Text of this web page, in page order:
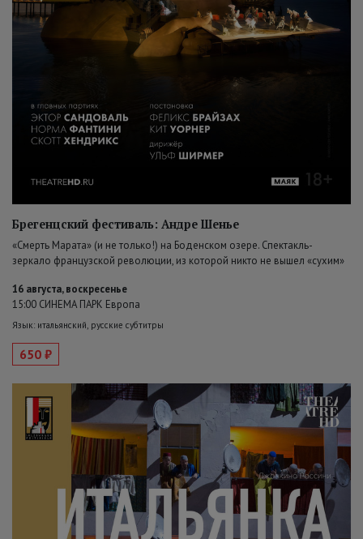
Брегенцский фестиваль: Андре Шенье
«Смерть Марата» (и не только!) на Боденском озере. Спектакль-
зеркало французской революции, из которой никто не вышел «сухим»
16 августа, воскресенье
15:00 СИНЕМА ПАРК Европа
Язык: итальянский, русские субтитры
650 ₽